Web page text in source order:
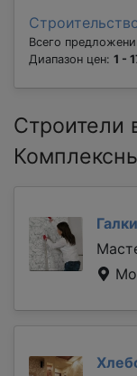
Всего
Диапазон цен: 1 -